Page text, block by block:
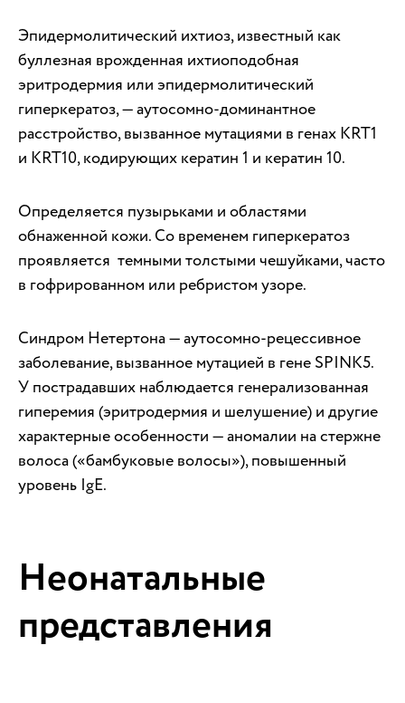
Эпидермолитический ихтиоз, известный как
буллезная врожденная ихтиоподобная
эритродермия или эпидермолитический
гиперкератоз, — аутосомно-доминантное
расстройство, вызванное мутациями в генах KRT1
и KRT10, кодирующих кератин 1 и кератин 10.
Определяется пузырьками и областями
обнаженной кожи. Со временем гиперкератоз
проявляется темными толстыми чешуйками, часто
в гофрированном или ребристом узоре.
Синдром Нетертона — аутосомно-рецессивное
заболевание, вызванное мутацией в гене SPINK5.
У пострадавших наблюдается генерализованная
гиперемия (эритродермия и шелушение) и другие
характерные особенности — аномалии на стержне
волоса («бамбуковые волосы»), повышенный
уровень IgE.
Неонатальные
представления